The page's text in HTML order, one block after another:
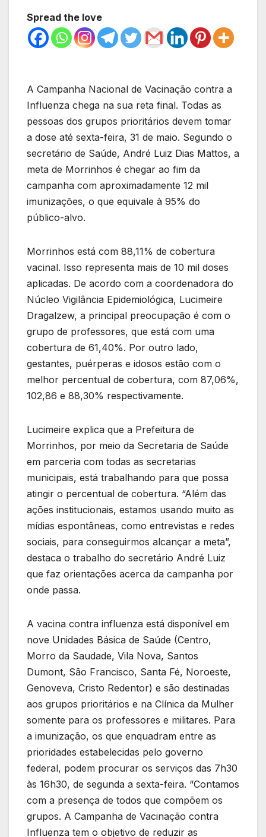
Spread the love
A Campanha Nacional de Vacinação contra a
Influenza chega na sua reta final. Todas as
pessoas dos grupos prioritários devem tomar
a dose até sexta-feira, 31 de maio. Segundo o
secretário de Saúde, André Luiz Dias Mattos, a
meta de Morrinhos é chegar ao fim da
campanha com aproximadamente 12 mil
imunizações, o que equivale à 95% do
público-alvo.
Morrinhos está com 88,11% de cobertura
vacinal. Isso representa mais de 10 mil doses
aplicadas. De acordo com a coordenadora do
Núcleo Vigilância Epidemiológica, Lucimeire
Dragalzew, a principal preocupação é com o
grupo de professores, que está com uma
cobertura de 61,40%. Por outro lado,
gestantes, puérperas e idosos estão com o
melhor percentual de cobertura, com 87,06%,
102,86 e 88,30% respectivamente.
Lucimeire explica que a Prefeitura de
Morrinhos, por meio da Secretaria de Saúde
em parceria com todas as secretarias
municipais, está trabalhando para que possa
atingir o percentual de cobertura. “Além das
ações institucionais, estamos usando muito as
mídias espontâneas, como entrevistas e redes
sociais, para conseguirmos alcançar a meta”,
destaca o trabalho do secretário André Luiz
que faz orientações acerca da campanha por
onde passa.
A vacina contra influenza está disponível em
nove Unidades Básica de Saúde (Centro,
Morro da Saudade, Vila Nova, Santos
Dumont, São Francisco, Santa Fé, Noroeste,
Genoveva, Cristo Redentor) e são destinadas
aos grupos prioritários e na Clínica da Mulher
somente para os professores e militares. Para
a imunização, os que enquadram entre as
prioridades estabelecidas pelo governo
federal, podem procurar os serviços das 7h30
às 16h30, de segunda a sexta-feira. “Contamos
com a presença de todos que compõem os
grupos. A Campanha de Vacinação contra
Influenza tem o objetivo de reduzir as